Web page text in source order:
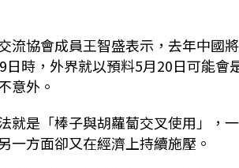
流協會成員王智盛表示，去年中國
時，外界就以預料5月20日可能會
意外。
就是「棒子與胡蘿蔔交叉使用」，
一方面卻又在經濟上持續施壓。